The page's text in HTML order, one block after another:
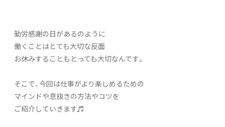
勤労感謝の日があるのように
働くことはとても大切な反面
お休みすることもとっても大切なんです。
そこで、今回は仕事がより楽しめるための
マインドや息抜きの方法やコツを
ご紹介していきます♬